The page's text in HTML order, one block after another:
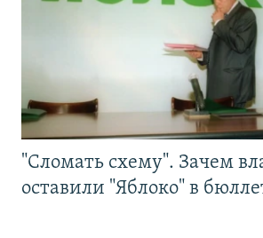
"Сломать схему". Зачем
оставили "Яблоко" в